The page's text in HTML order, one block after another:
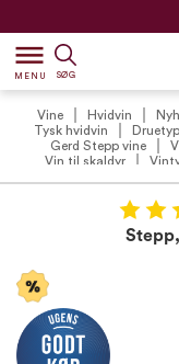
dehaze
MENU SØG
Vine Hvidvin
Tysk hvidvin
Gerd Stepp vine
Vin til skaldyr
Vintilbud under 100 kr.